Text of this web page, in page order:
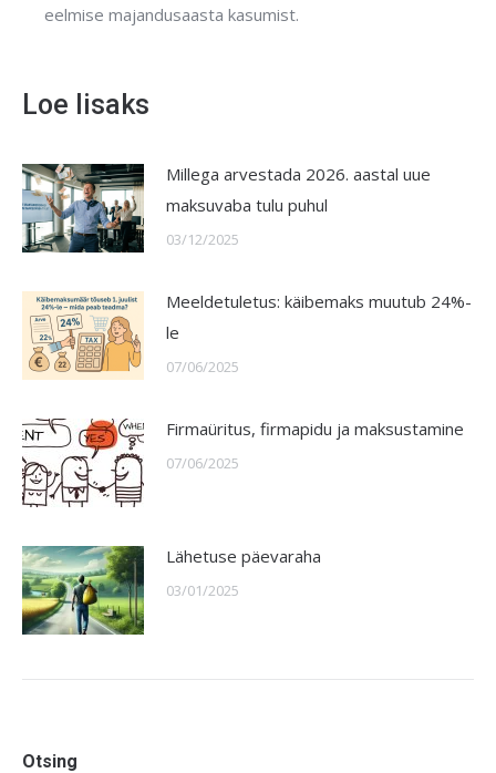
eelmise majandusaasta kasumist.
Loe lisaks
Millega arvestada 2026. aastal uue
maksuvaba tulu puhul
03/12/2025
Meeldetuletus: käibemaks muutub 24%-
le
07/06/2025
Firmaüritus, firmapidu ja maksustamine
07/06/2025
Lähetuse päevaraha
03/01/2025
Otsing